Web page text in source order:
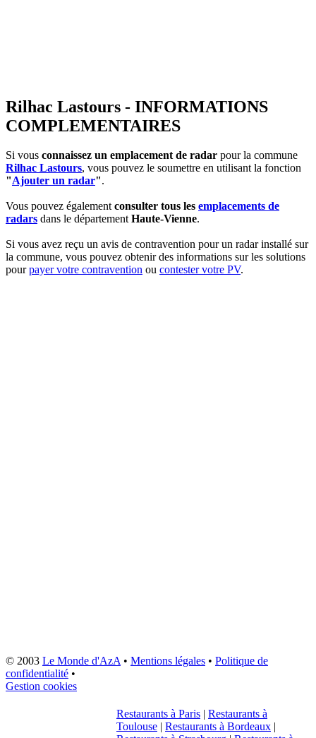
Rilhac Lastours - INFORMATIONS
COMPLEMENTAIRES
Si vous connaissez un emplacement de radar pour la commune
Rilhac Lastours, vous pouvez le soumettre en utilisant la fonction
"Ajouter un radar".
Vous pouvez égalementconsulter tous les emplacements de
radars dans le départementHaute-Vienne.
Si vous avez reçu un avis de contravention pour un radar installé sur
la commune, vous pouvez obtenir des informations sur les solutions
pourpayer votre contravention ou contester votre PV.
© 2003 Le Monde d'AzA• Mentions légales • Politique de
confidentialité •
Gestion cookies
Restaurants à Paris | Restaurants à
Toulouse | Restaurants à Bordeaux |